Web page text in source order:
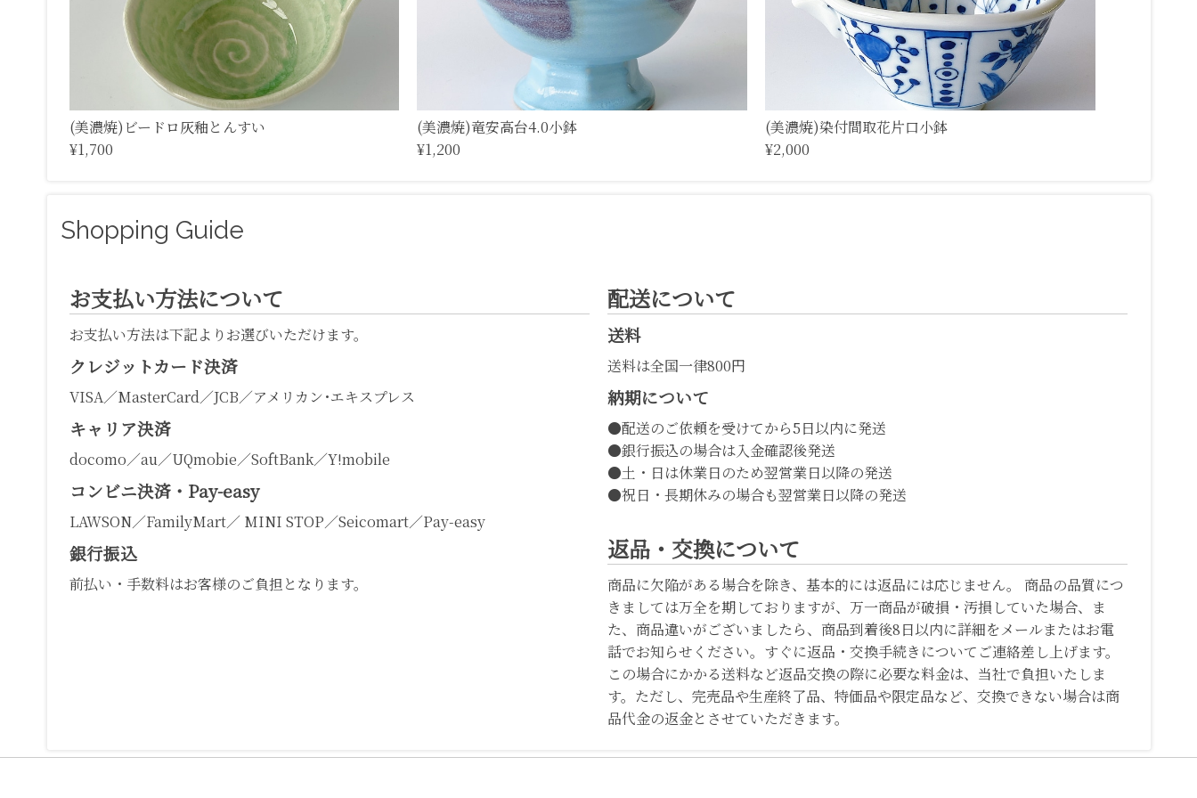
(美濃焼)ビードロ灰釉とんすい
¥1,700
(美濃焼)竜安高台4.0小鉢
¥1,200
(美濃焼)染付間取花片口小鉢
¥2,000
Shopping Guide
お支払い方法について
お支払い方法は下記よりお選びいただけます。
クレジットカード決済
VISA／MasterCard／JCB／アメリカン･エキスプレス
キャリア決済
docomo／au／UQmobie／SoftBank／Y!mobile
コンビニ決済・Pay-easy
LAWSON／FamilyMart／ MINI STOP／Seicomart／Pay-easy
銀行振込
前払い・手数料はお客様のご負担となります。
配送について
送料
送料は全国一律800円
納期について
●配送のご依頼を受けてから5日以内に発送
●銀行振込の場合は入金確認後発送
●土・日は休業日のため翌営業日以降の発送
●祝日・長期休みの場合も翌営業日以降の発送
返品・交換について
商品に欠陥がある場合を除き、基本的には返品には応じません。 商品の品質につ
きましては万全を期しておりますが、万一商品が破損・汚損していた場合、ま
た、商品違いがございましたら、商品到着後8日以内に詳細をメールまたはお電
話でお知らせください。すぐに返品・交換手続きについてご連絡差し上げます。
この場合にかかる送料など返品交換の際に必要な料金は、当社で負担いたしま
す。ただし、完売品や生産終了品、特価品や限定品など、交換できない場合は商
品代金の返金とさせていただきます。